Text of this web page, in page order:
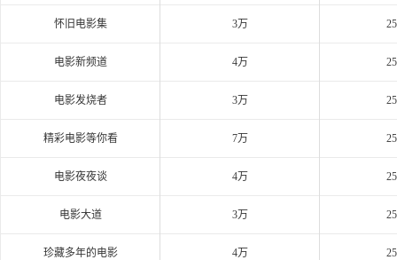
怀旧电影集 3万
电影新频道 4万
电影发烧者 3万
精彩电影等你看 7万
电影夜夜谈 4万
电影大道 3万
珍藏多年的电影 4万